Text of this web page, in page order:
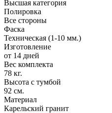
Высшая категория
Полировка
Все стороны
Фаска
Техническая (1-10 мм.)
Изготовление
от 14 дней
Вес комплекта
78 кг.
Высота с тумбой
92 см.
Материал
Карельский гранит